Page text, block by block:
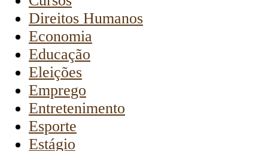
Direitos Humanos
Economia
Educação
Eleições
Emprego
Entretenimento
Esporte
Estágio